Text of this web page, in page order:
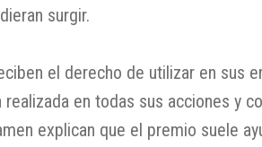
surgir.
el derecho de utilizar en sus
en todas sus acciones y
explican que el premio suele